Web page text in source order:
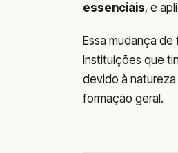
essenciais, e
Essa mudança
Instituições que
devido à
formação geral.